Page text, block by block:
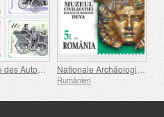
Geschichte des Automobils (II) Nationale Archäologische Entdeckungen
Rumänien